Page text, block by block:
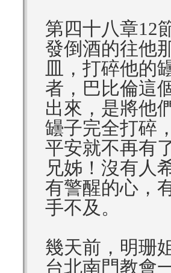
第四十八章12
發倒酒的往他
皿，打碎他的
者，巴比倫這
出來，是將他
罎子完全打碎
平安就不再有
兄姊！沒有人
有警醒的心，
手不及。
幾天前，明珊
台北南門教會